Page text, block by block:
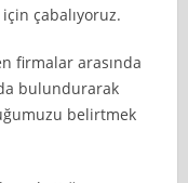
çabalıyoruz.
firmalar arasında
bulundurarak
belirtmek